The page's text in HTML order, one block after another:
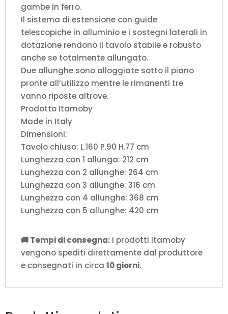
gambe in ferro.
Il sistema di estensione con guide
telescopiche in alluminio e i sostegni laterali in
dotazione rendono il tavolo stabile e robusto
anche se totalmente allungato.
Due allunghe sono alloggiate sotto il piano
pronte all’utilizzo mentre le rimanenti tre
vanno riposte altrove.
Prodotto Itamoby
Made in Italy
Dimensioni:
Tavolo chiuso: L.160 P.90 H.77 cm
Lunghezza con 1 allunga: 212 cm
Lunghezza con 2 allunghe: 264 cm
Lunghezza con 3 allunghe: 316 cm
Lunghezza con 4 allunghe: 368 cm
Lunghezza con 5 allunghe: 420 cm
🚚 Tempi di consegna: i prodotti Itamoby
vengono spediti direttamente dal produttore
e consegnati in circa 10 giorni.